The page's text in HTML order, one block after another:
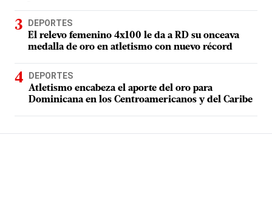
DEPORTES
El relevo femenino 4x100 le da a RD su onceava
medalla de oro en atletismo con nuevo récord
DEPORTES
Atletismo encabeza el aporte del oro para
Dominicana en los Centroamericanos y del Caribe